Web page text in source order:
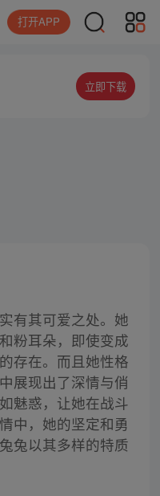
打开APP
立即下载
有其可爱之处。她
粉耳朵，即使变成
存在。而且她性格
展现出了深情与俏
魅惑，让她在战斗
中，她的坚定和勇
兔以其多样的特质